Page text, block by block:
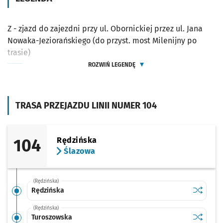
TRASA PRZEJAZDU LINII NUMER 104
104
Rędzińska
Ślazowa
(Rędzińska)
Rędzińska Sprawdź
(Rędzińska)
Turoszowska Sprawdź
Z - zjazd do zajezdni przy ul. Obornickiej przez ul. Jana
Nowaka-Jeziorańskiego (do przyst. most Milenijny po
trasie)
ROZWIŃ LEGENDĘ